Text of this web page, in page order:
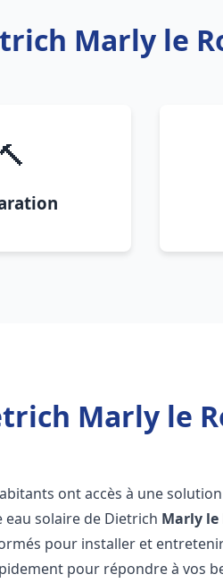
Marly le
🔨
Marly le
ont accès à une
solaire de Dietrich Marly le
pour installer et
pour répondre à vos